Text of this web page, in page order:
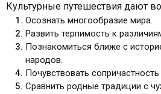
Культурные путешествия дают
Осознать многообразие мира.
Развить терпимость к
Познакомиться ближе с
народов.
Почувствовать
Сравнить родные традиции с